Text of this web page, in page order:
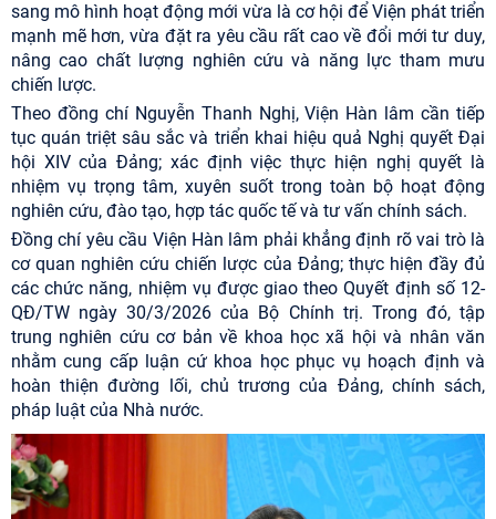
sang mô hình hoạt động mới vừa là cơ hội để Viện phát triển
mạnh mẽ hơn, vừa đặt ra yêu cầu rất cao về đổi mới tư duy,
nâng cao chất lượng nghiên cứu và năng lực tham mưu
chiến lược.
Theo đồng chí Nguyễn Thanh Nghị, Viện Hàn lâm cần tiếp
tục quán triệt sâu sắc và triển khai hiệu quả Nghị quyết Đại
hội XIV của Đảng; xác định việc thực hiện nghị quyết là
nhiệm vụ trọng tâm, xuyên suốt trong toàn bộ hoạt động
nghiên cứu, đào tạo, hợp tác quốc tế và tư vấn chính sách.
Đồng chí yêu cầu Viện Hàn lâm phải khẳng định rõ vai trò là
cơ quan nghiên cứu chiến lược của Đảng; thực hiện đầy đủ
các chức năng, nhiệm vụ được giao theo Quyết định số 12-
QĐ/TW ngày 30/3/2026 của Bộ Chính trị. Trong đó, tập
trung nghiên cứu cơ bản về khoa học xã hội và nhân văn
nhằm cung cấp luận cứ khoa học phục vụ hoạch định và
hoàn thiện đường lối, chủ trương của Đảng, chính sách,
pháp luật của Nhà nước.